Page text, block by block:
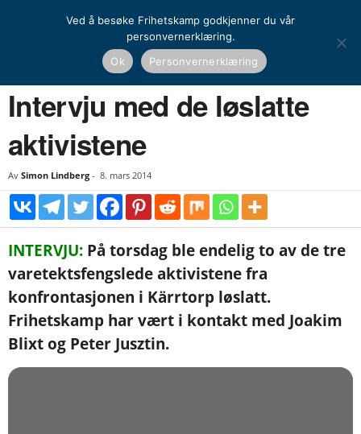
Intervju med de løslatte aktivistene
NASJONAL KAMP INTERVJU/REPORTASJE
Intervju med de løslatte
aktivistene
Av Simon Lindberg - 8. mars 2014
INTERVJU: På torsdag ble endelig to av de tre
varetektsfengslede aktivistene fra
konfrontasjonen i Kärrtorp løslatt.
Frihetskamp har vært i kontakt med Joakim
Blixt og Peter Jusztin.
Ved å besøke Frihetskamp godkjenner du vår
personvernerklæring.
Ok
Personvernerklæring